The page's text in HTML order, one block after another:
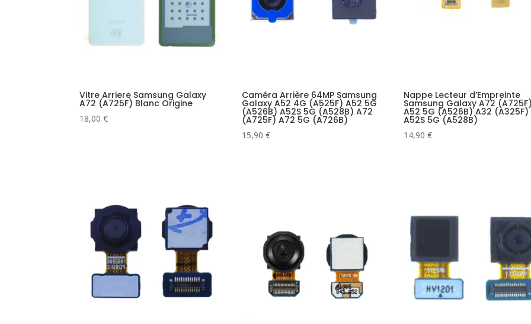
Vitre Arriere Samsung Galaxy
A72 (A725F) Blanc Origine
18,00€
Caméra Arrière 64MP Samsung
Galaxy A52 4G (A525F) A52 5G
(A526B) A52S 5G (A528B) A72
(A725F) A72 5G (A726B)
15,90 €
Nappe Lecteur d’Empreinte
Samsung Galaxy A72
A52 5G (A526B) A32 (A325F)
A52S 5G (A528B)
14,90€